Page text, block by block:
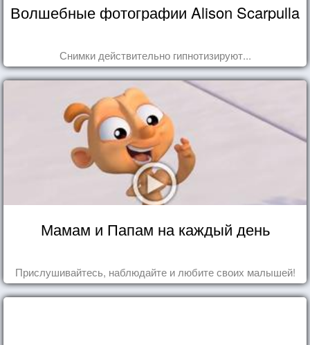
Волшебные фотографии Alison Scarpulla
Снимки действительно гипнотизируют...
Мамам и Папам на каждый день
Прислушивайтесь, наблюдайте и любите своих малышей!